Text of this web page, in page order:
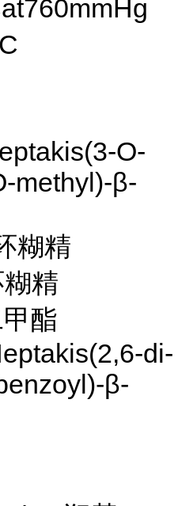
O-
methyl)-β-
糊精
精
酯
di-
β-